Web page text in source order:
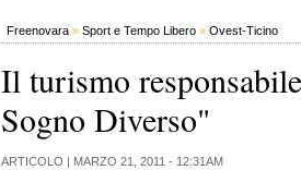
Freenovara » Sport e Tempo Libero » Ovest-Ticino
Il turismo
Sogno Diverso"
ARTICOLO | MARZO 21, 2011 - 12:31AM